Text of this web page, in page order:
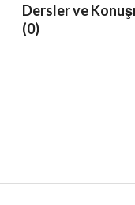
Dersler ve
(0)